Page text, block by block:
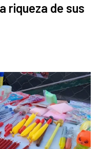
riqueza de sus